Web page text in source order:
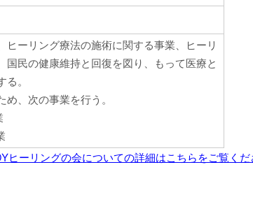
ヒーリング療法の施術に関する事業、ヒーリ
国民の健康維持と回復を図り、もって医療と
。
、次の事業を行う。
ヒーリングの会についての詳細はこちらをご覧くだ